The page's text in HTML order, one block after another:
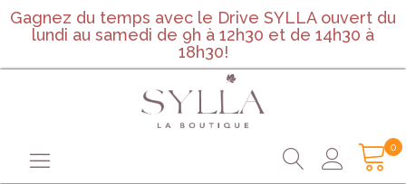
Gagnez du temps avec le Drive SYLLA ouvert du
lundi au samedi de 9h à 12h30 et de 14h30 à
18h30!
0